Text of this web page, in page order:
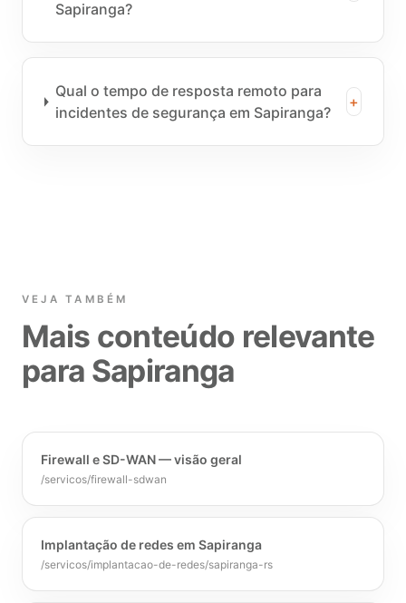
Sapiranga?
Qual o tempo de resposta remoto para
incidentes de segurança em Sapiranga?
+
VEJA TAMBÉM
Mais conteúdo relevante
para Sapiranga
Firewall e SD-WAN — visão geral
/servicos/firewall-sdwan
Implantação de redes em Sapiranga
/servicos/implantacao-de-redes/sapiranga-rs